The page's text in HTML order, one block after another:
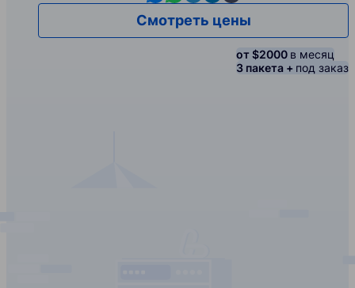
Смотреть цены
от $2000 в месяц
3 пакета + под заказ